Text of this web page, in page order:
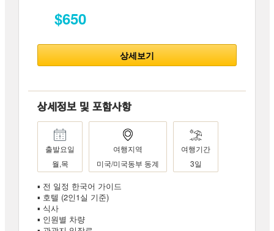
$650
상세보기
상세정보 및 포함사항
출발요일
월,목
여행지역
미국/미국동부 동계
여행기간
3일
▪ 전 일정 한국어 가이드
▪ 호텔 (2인1실 기준)
▪ 식사
▪ 인원별 차량